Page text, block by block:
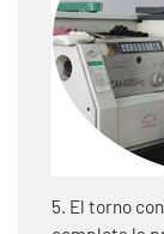
5. El torno